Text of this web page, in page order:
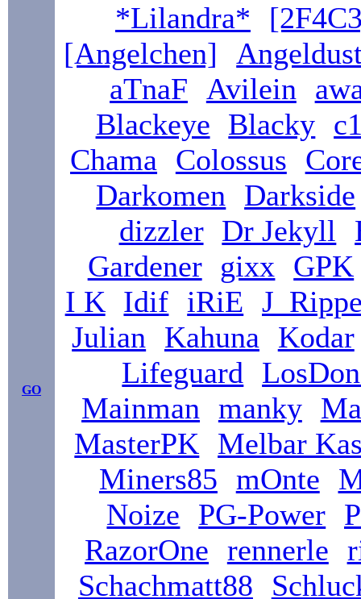
GO
*Lilandra*
[Angelchen]
aTnaF Avilein
Blackeye Blacky
Chama Colossus
Darkomen Darkside
dizzler Dr Jekyll
Gardener gixx GPK
I K Idif iRiE
Julian Kahuna Kodar
Lifeguard
Mainman manky
MasterPK Melbar
Miners85 mOnte
Noize PG-Power
RazorOne rennerle
Schachmatt88